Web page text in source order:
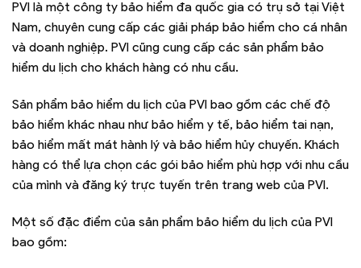
PVI là một công ty bảo hiểm đa quốc gia có trụ sở tại Việt
Nam, chuyên cung cấp các giải pháp bảo hiểm cho cá nhân
và doanh nghiệp. PVI cũng cung cấp các sản phẩm bảo
hiểm du lịch cho khách hàng có nhu cầu.
Sản phẩm bảo hiểm du lịch của PVI bao gồm các chế độ
bảo hiểm khác nhau như bảo hiểm y tế, bảo hiểm tai nạn,
bảo hiểm mất mát hành lý và bảo hiểm hủy chuyến. Khách
hàng có thể lựa chọn các gói bảo hiểm phù hợp với nhu cầu
của mình và đăng ký trực tuyến trên trang web của PVI.
Một số đặc điểm của sản phẩm bảo hiểm du lịch của PVI
bao gồm: